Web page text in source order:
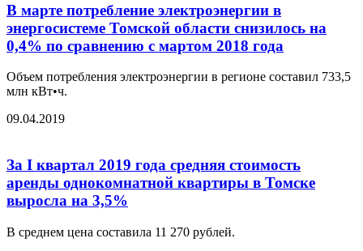
В марте потребление электроэнергии в
энергосистеме Томской области снизилось на
0,4% по сравнению с мартом 2018 года
Объем потребления электроэнергии в регионе составил 733,5
млн кВт•ч.
09.04.2019
За I квартал 2019 года средняя стоимость
аренды однокомнатной квартиры в Томске
выросла на 3,5%
В среднем цена составила 11 270 рублей.